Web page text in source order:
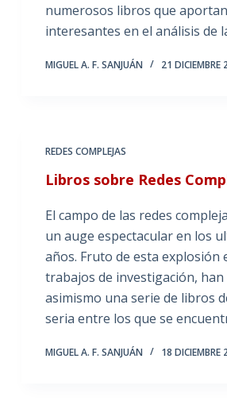
numerosos libros que
interesantes en el análisis de
MIGUEL A. F. SANJUÁN 21 DICIEMBRE
REDES COMPLEJAS
Libros sobre Redes
El campo de las redes
un auge espectacular en los
años. Fruto de esta explosión
trabajos de investigación,
asimismo una serie de libros
seria entre los que se
MIGUEL A. F. SANJUÁN 18 DICIEMBRE